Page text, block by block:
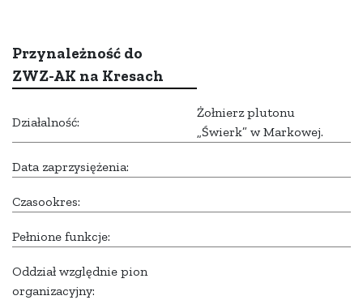
Przynależność do
ZWZ-AK na Kresach
Działalność:
Żołnierz plutonu
„Świerk” w Markowej.
Data zaprzysiężenia:
Czasookres:
Pełnione funkcje:
Oddział względnie pion
organizacyjny: